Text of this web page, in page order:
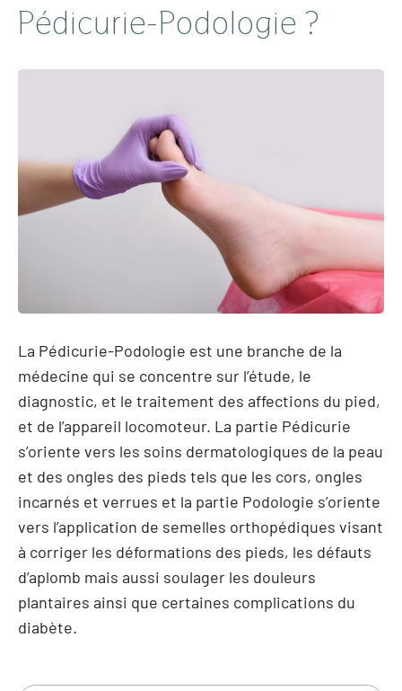
Pédicurie-Podologie ?
La Pédicurie-Podologie est une branche de la
médecine qui se concentre sur l’étude, le
diagnostic, et le traitement des affections du pied,
et de l’appareil locomoteur. La partie Pédicurie
s’oriente vers les soins dermatologiques de la peau
et des ongles des pieds tels que les cors, ongles
incarnés et verrues et la partie Podologie s’oriente
vers l’application de semelles orthopédiques visant
à corriger les déformations des pieds, les défauts
d’aplomb mais aussi soulager les douleurs
plantaires ainsi que certaines complications du
diabète.